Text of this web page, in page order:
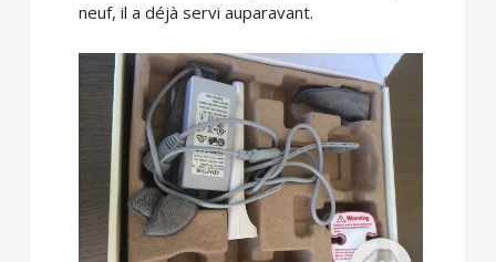
neuf, il a déjà servi auparavant.